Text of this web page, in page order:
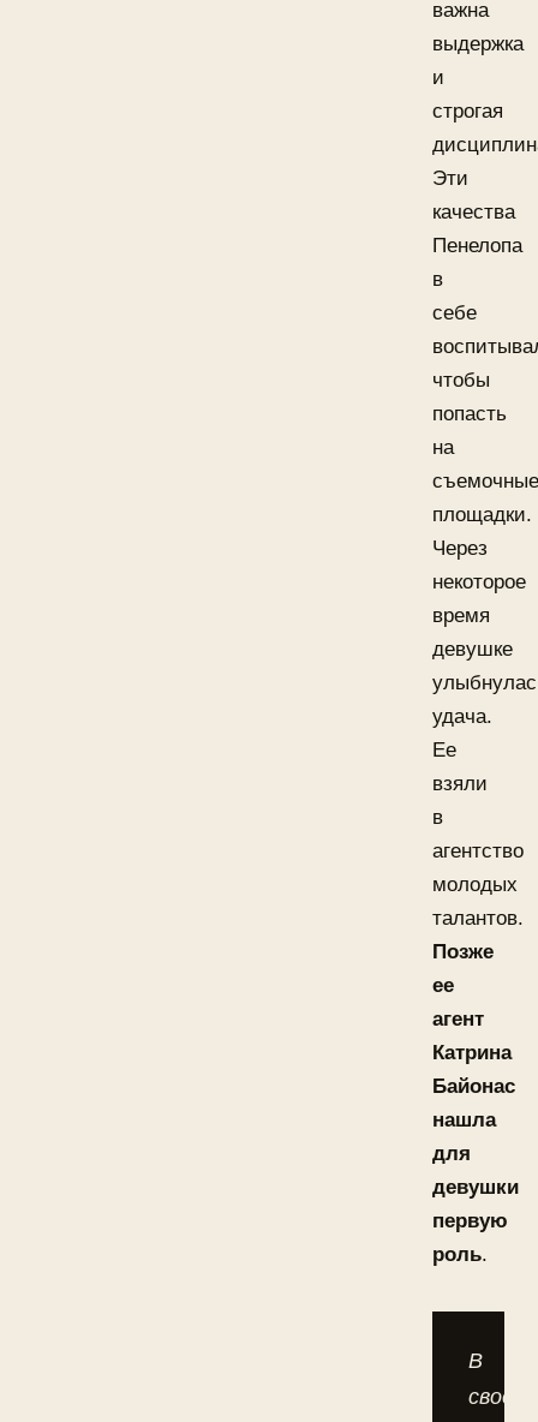
важна
выдержка
и
строгая
Эти
качества
Пенелопа
в
себе
чтобы
попасть
на
съемочные
площадки.
Через
некоторое
время
девушке
удача.
Ее
взяли
в
агентство
молодых
талантов.
Позже
ее
агент
Катрина
Байонас
нашла
для
девушки
первую
роль.
В
своём